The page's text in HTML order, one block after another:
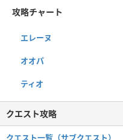
攻略チャート
エレーヌ
オオパ
ティオ
クエスト攻略
クエスト一覧（サブクエスト）